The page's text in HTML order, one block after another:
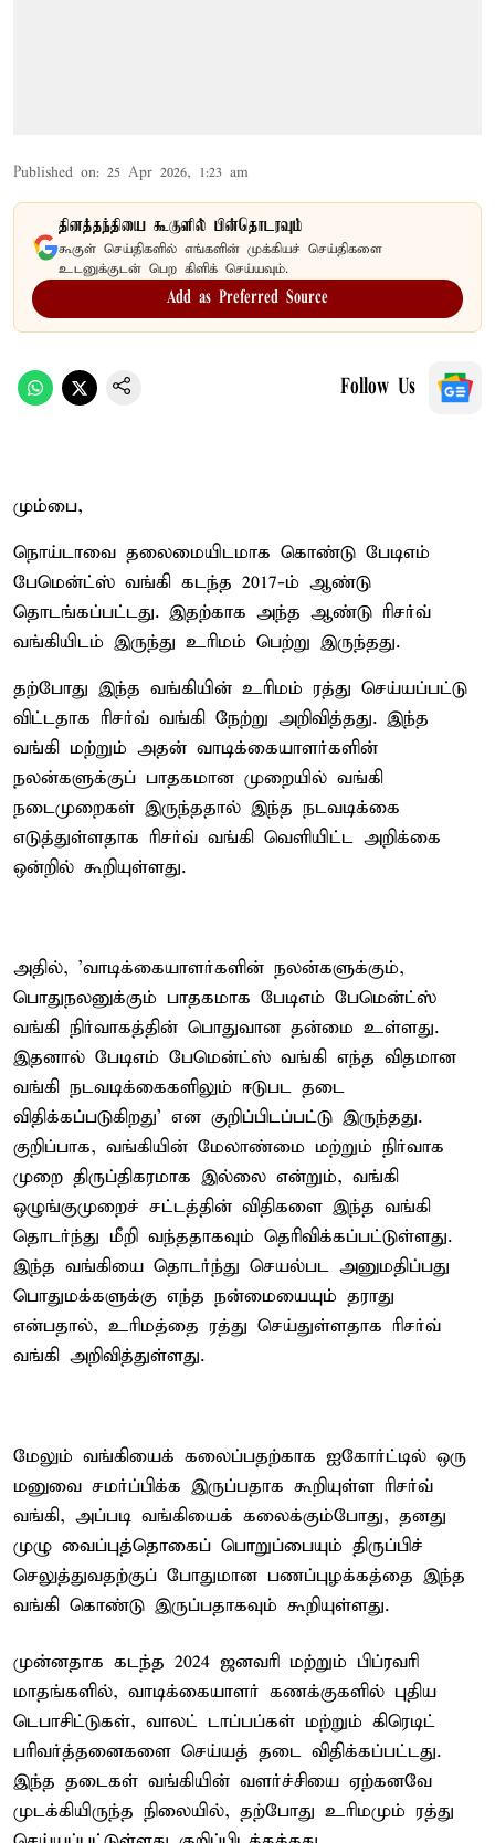
Published on: 25 Apr 2026, 1:23 am
தினத்தந்தியை கூகுளில் பின்தொடரவும்
கூகுள் செய்திகளில் எங்களின் முக்கியச் செய்திகளை
உடனுக்குடன் பெற கிளிக் செய்யவும்.
Add as Preferred Source
Follow Us
மும்பை,
நொய்டாவை தலைமையிடமாக கொண்டு பேடிஎம்
பேமென்ட்ஸ் வங்கி கடந்த 2017-ம் ஆண்டு
தொடங்கப்பட்டது. இதற்காக அந்த ஆண்டு ரிசர்வ்
வங்கியிடம் இருந்து உரிமம் பெற்று இருந்தது.
தற்போது இந்த வங்கியின் உரிமம் ரத்து செய்யப்பட்டு
விட்டதாக ரிசர்வ் வங்கி நேற்று அறிவித்தது. இந்த
வங்கி மற்றும் அதன் வாடிக்கையாளர்களின்
நலன்களுக்குப் பாதகமான முறையில் வங்கி
நடைமுறைகள் இருந்ததால் இந்த நடவடிக்கை
எடுத்துள்ளதாக ரிசர்வ் வங்கி வெளியிட்ட அறிக்கை
ஒன்றில் கூறியுள்ளது.
அதில், 'வாடிக்கையாளர்களின் நலன்களுக்கும்,
பொதுநலனுக்கும் பாதகமாக பேடிஎம் பேமென்ட்ஸ்
வங்கி நிர்வாகத்தின் பொதுவான தன்மை உள்ளது.
இதனால் பேடிஎம் பேமென்ட்ஸ் வங்கி எந்த விதமான
வங்கி நடவடிக்கைகளிலும் ஈடுபட தடை
விதிக்கப்படுகிறது' என குறிப்பிடப்பட்டு இருந்தது.
குறிப்பாக, வங்கியின் மேலாண்மை மற்றும் நிர்வாக
முறை திருப்திகரமாக இல்லை என்றும், வங்கி
ஒழுங்குமுறைச் சட்டத்தின் விதிகளை இந்த வங்கி
தொடர்ந்து மீறி வந்ததாகவும் தெரிவிக்கப்பட்டுள்ளது.
இந்த வங்கியை தொடர்ந்து செயல்பட அனுமதிப்பது
பொதுமக்களுக்கு எந்த நன்மையையும் தராது
என்பதால், உரிமத்தை ரத்து செய்துள்ளதாக ரிசர்வ்
வங்கி அறிவித்துள்ளது.
மேலும் வங்கியைக் கலைப்பதற்காக ஐகோர்ட்டில் ஒரு
மனுவை சமர்ப்பிக்க இருப்பதாக கூறியுள்ள ரிசர்வ்
வங்கி, அப்படி வங்கியைக் கலைக்கும்போது, தனது
முழு வைப்புத்தொகைப் பொறுப்பையும் திருப்பிச்
செலுத்துவதற்குப் போதுமான பணப்புழக்கத்தை இந்த
வங்கி கொண்டு இருப்பதாகவும் கூறியுள்ளது.
முன்னதாக கடந்த 2024 ஜனவரி மற்றும் பிப்ரவரி
மாதங்களில், வாடிக்கையாளர் கணக்குகளில் புதிய
டெபாசிட்டுகள், வாலட் டாப்பப்கள் மற்றும் கிரெடிட்
பரிவர்த்தனைகளை செய்யத் தடை விதிக்கப்பட்டது.
இந்த தடைகள் வங்கியின் வளர்ச்சியை ஏற்கனவே
முடக்கியிருந்த நிலையில், தற்போது உரிமமும் ரத்து